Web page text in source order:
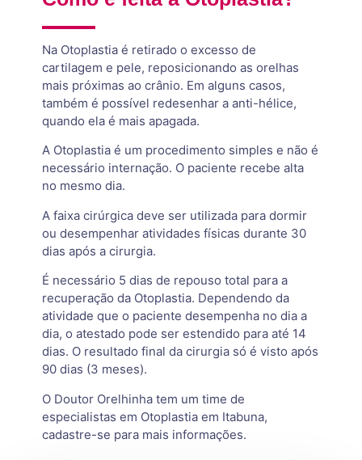
Na Otoplastia é retirado o excesso de
cartilagem e pele, reposicionando as orelhas
mais próximas ao crânio. Em alguns casos,
também é possível redesenhar a anti-hélice,
quando ela é mais apagada.
A Otoplastia é um procedimento simples e não é
necessário internação. O paciente recebe alta
no mesmo dia.
A faixa cirúrgica deve ser utilizada para dormir
ou desempenhar atividades físicas durante 30
dias após a cirurgia.
É necessário 5 dias de repouso total para a
recuperação da Otoplastia. Dependendo da
atividade que o paciente desempenha no dia a
dia, o atestado pode ser estendido para até 14
dias. O resultado final da cirurgia só é visto após
90 dias (3 meses).
O Doutor Orelhinha tem um time de
especialistas em Otoplastia em Itabuna,
cadastre-se para mais informações.